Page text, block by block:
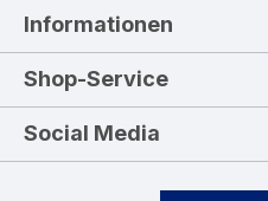
Informationen
Shop-Service
Social Media